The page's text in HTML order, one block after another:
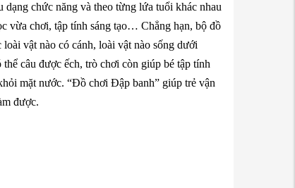
chức năng và theo từng lứa tuổi khác nhau
vừa chơi, tập tính sáng tạo… Chẳng hạn, bộ đồ
vật nào có cánh, loài vật nào sống dưới
câu được ếch, trò chơi còn giúp bé tập tính
mặt nước. “Đồ chơi Đập banh” giúp trẻ vận
được.